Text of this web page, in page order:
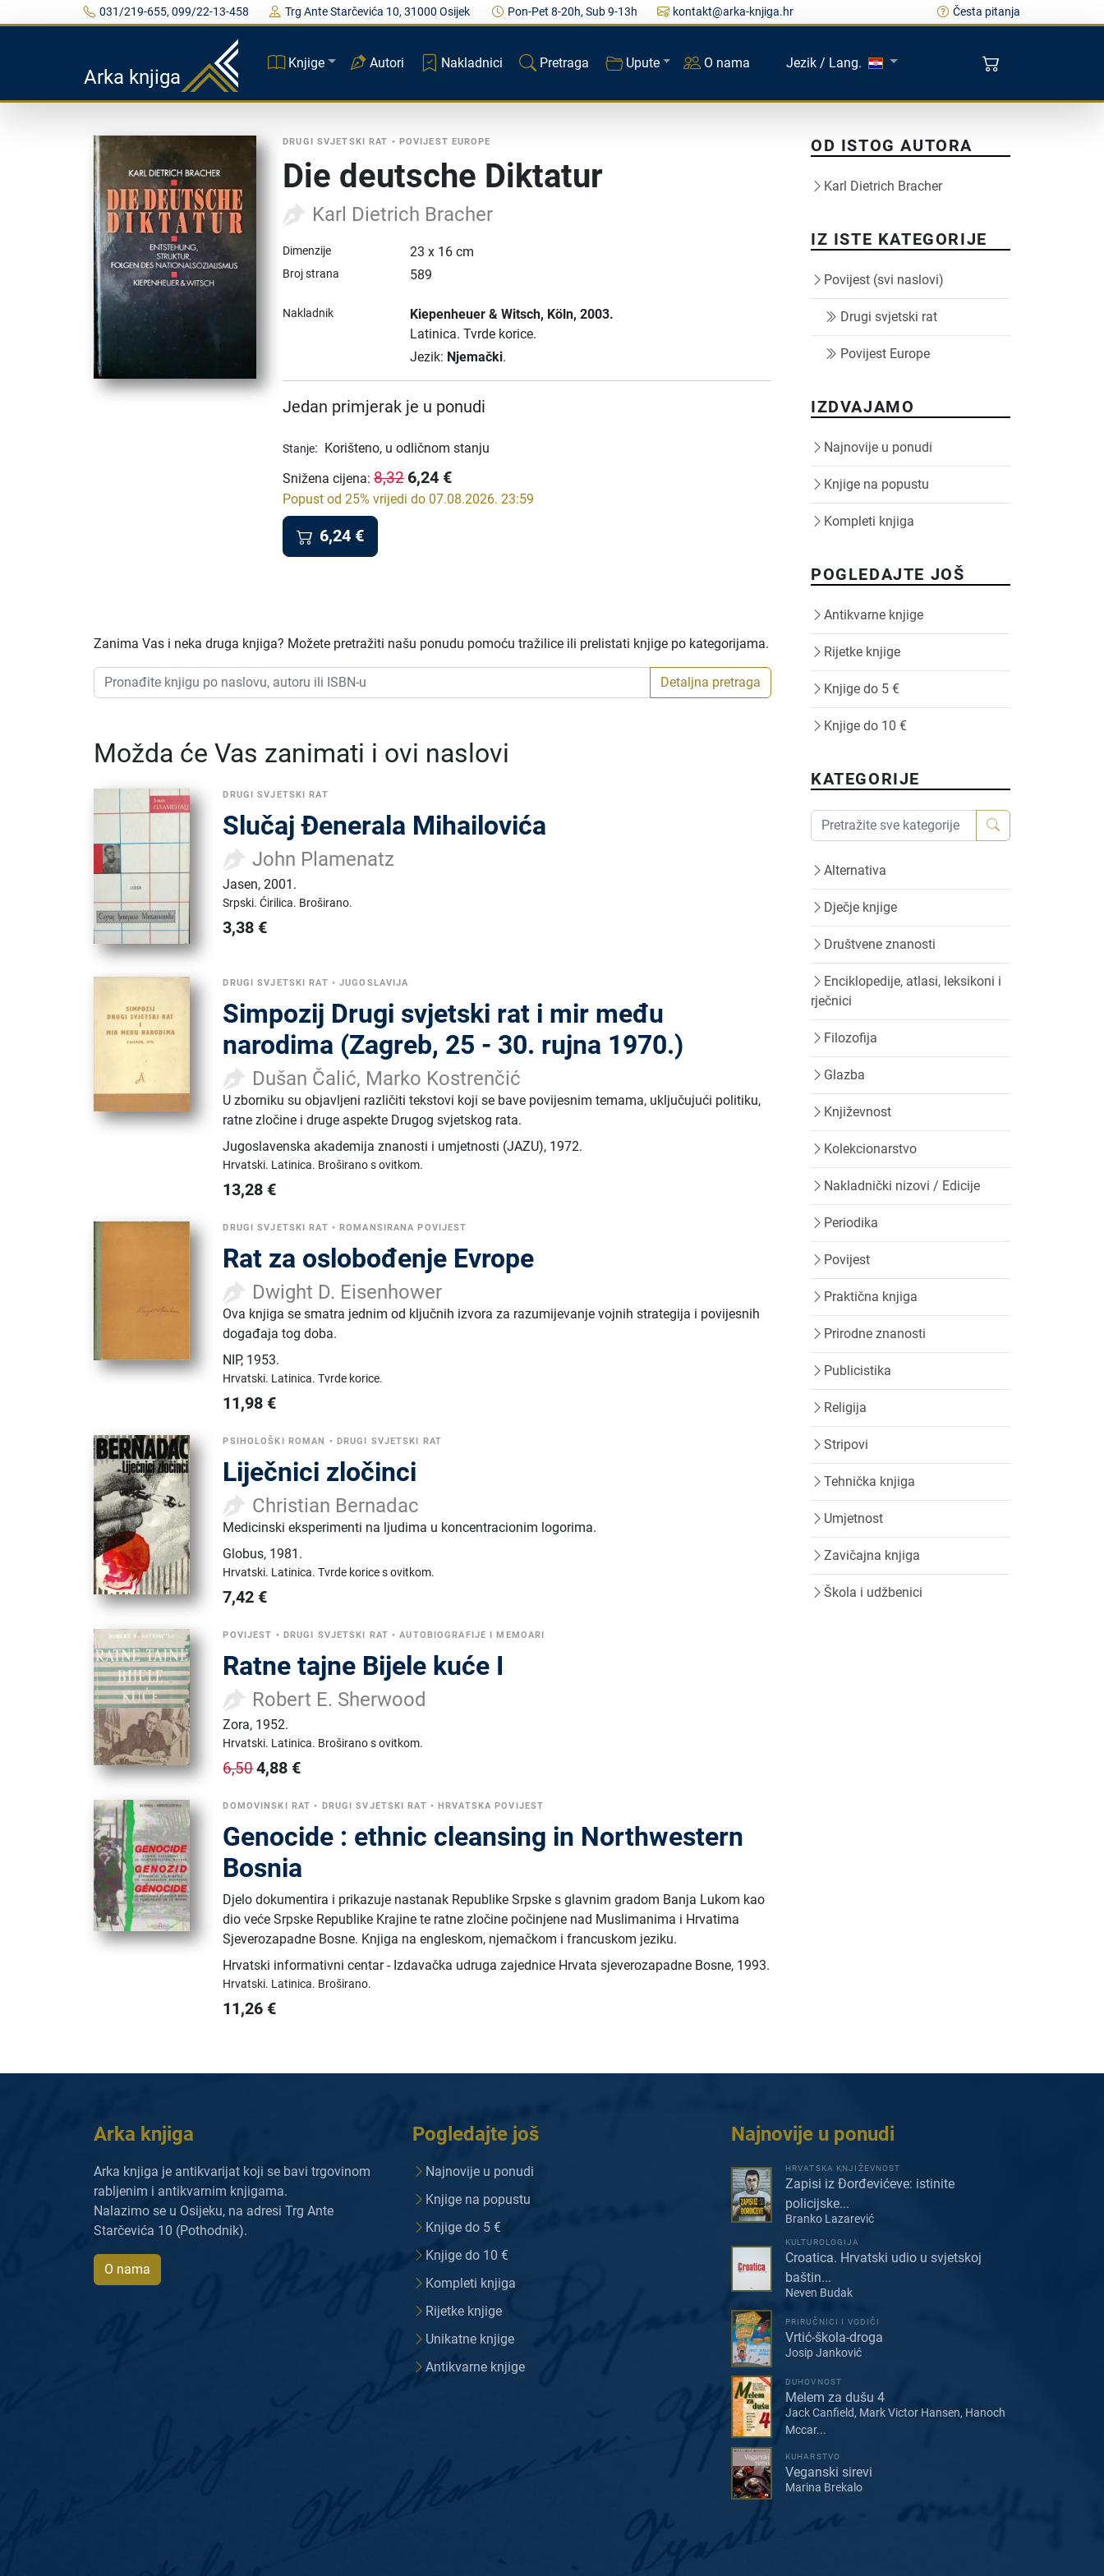
031/219-655, 099/22-13-458 Trg Ante Starčevića 10, 31000 Osijek Pon-Pet 8-20h, Sub 9-13h kontakt@arka-knjiga.hr Česta pitanja
Arka knjiga
Knjige Autori Nakladnici Pretraga Upute O nama Jezik / Lang.
DRUGI SVJETSKI RAT • POVIJEST EUROPE
Die deutsche Diktatur
Karl Dietrich Bracher
Dimenzije 23 x 16 cm
Broj strana 589
Nakladnik Kiepenheuer & Witsch, Köln, 2003.
Latinica. Tvrde korice.
Jezik: Njemački.
Jedan primjerak je u ponudi
Stanje: Korišteno, u odličnom stanju
Snižena cijena:8,32 6,24 €
Popust od 25% vrijedi do 07.08.2026. 23:59
6,24 €
Zanima Vas i neka druga knjiga? Možete pretražiti našu ponudu pomoću tražilice ili prelistati knjige po kategorijama.
Detaljna pretraga
Možda će Vas zanimati i ovi naslovi
DRUGI SVJETSKI RAT
Slučaj Đenerala Mihailovića
John Plamenatz
Jasen,2001.
Srpski.Ćirilica. Broširano.
3,38 €
DRUGI SVJETSKI RAT •JUGOSLAVIJA
Simpozij Drugi svjetski rat i mir među
narodima (Zagreb, 25 - 30. rujna 1970.)
Dušan Čalić, Marko Kostrenčić
U zborniku su objavljeni različiti tekstovi koji se bave povijesnim temama, uključujući politiku,
ratne zločine i druge aspekte Drugog svjetskog rata.
Jugoslavenska akademija znanosti i umjetnosti (JAZU), 1972.
Hrvatski. Latinica. Broširano s ovitkom.
13,28 €
DRUGI SVJETSKI RAT •ROMANSIRANA POVIJEST
Rat za oslobođenje Evrope
Dwight D. Eisenhower
Ova knjiga se smatra jednim od ključnih izvora za razumijevanje vojnih strategija i povijesnih
događaja tog doba.
NIP, 1953.
Hrvatski. Latinica.Tvrde korice.
11,98 €
PSIHOLOŠKI ROMAN • DRUGI SVJETSKI RAT
Liječnici zločinci
Christian Bernadac
Medicinski eksperimenti na ljudima u koncentracionim logorima.
Globus, 1981.
Hrvatski. Latinica.Tvrde korice s ovitkom.
7,42 €
POVIJEST • DRUGI SVJETSKI RAT •AUTOBIOGRAFIJE I MEMOARI
Ratne tajne Bijele kuće I
Robert E. Sherwood
Zora, 1952.
Hrvatski. Latinica. Broširano s ovitkom.
6,504,88 €
DOMOVINSKI RAT • DRUGI SVJETSKI RAT •HRVATSKA POVIJEST
Genocide : ethnic cleansing in Northwestern
Bosnia
Djelo dokumentira i prikazuje nastanak Republike Srpske s glavnim gradom Banja Lukom kao
dio veće Srpske Republike Krajine te ratne zločine počinjene nad Muslimanima i Hrvatima
Sjeverozapadne Bosne. Knjiga na engleskom, njemačkom i francuskom jeziku.
Hrvatski informativni centar - Izdavačka udruga zajednice Hrvata sjeverozapadne Bosne, 1993.
Hrvatski. Latinica. Broširano.
11,26 €
OD ISTOG AUTORA
Karl Dietrich Bracher
IZ ISTE KATEGORIJE
Povijest (svi naslovi)
Drugi svjetski rat
Povijest Europe
IZDVAJAMO
Najnovije u ponudi
Knjige na popustu
Kompleti knjiga
POGLEDAJTE JOŠ
Antikvarne knjige
Rijetke knjige
Knjige do 5 €
Knjige do 10 €
KATEGORIJE
Alternativa
Dječje knjige
Društvene znanosti
Enciklopedije, atlasi, leksikoni i
rječnici
Filozofija
Glazba
Književnost
Kolekcionarstvo
Nakladnički nizovi / Edicije
Periodika
Povijest
Praktična knjiga
Prirodne znanosti
Publicistika
Religija
Stripovi
Tehnička knjiga
Umjetnost
Zavičajna knjiga
Škola i udžbenici
Arka knjiga
Arka knjiga je antikvarijat koji se bavi trgovinom
rabljenim i antikvarnim knjigama.
Nalazimo se u Osijeku, na adresi Trg Ante
Starčevića 10 (Pothodnik).
O nama
Pogledajte još
Najnovije u ponudi
Knjige na popustu
Knjige do 5 €
Knjige do 10 €
Kompleti knjiga
Rijetke knjige
Unikatne knjige
Antikvarne knjige
Najnovije u ponudi
HRVATSKA KNJIŽEVNOST
Zapisi iz Đorđevićeve: istinite
policijske...
Branko Lazarević
KULTUROLOGIJA
Croatica. Hrvatski udio u svjetskoj
baštin...
Neven Budak
PRIRUČNICI I VODIČI
Vrtić-škola-droga
Josip Janković
DUHOVNOST
Melem za dušu 4
Jack Canfield, Mark Victor Hansen, Hanoch
Mccar...
KUHARSTVO
Veganski sirevi
Marina Brekalo